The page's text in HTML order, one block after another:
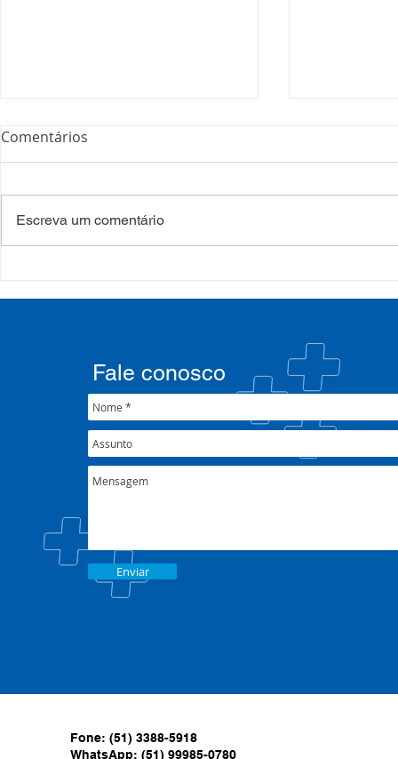
001/2022
Comentários
Escreva um comentário
Enviar
Fale conosco
Fone: (51) 3388-5918
WhatsApp: (51) 99985-0780